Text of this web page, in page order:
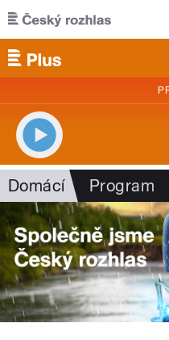
Přejít k hlavnímu obsahu
Domácí Program